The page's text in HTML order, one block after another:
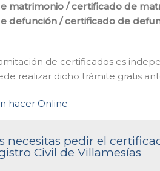
matrimonio / certificado de
defunción / certificado de
de certificados es
realizar dicho trámite gratis
hacer Online
necesitas pedir el
Civil de Villamesías